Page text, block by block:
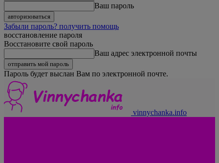
Ваш пароль
Забыли пароль? получить помощь
восстановление пароля
Восстановите свой пароль
Ваш адрес электронной почты
Пароль будет выслан Вам по электронной почте.
vinnychanka.info